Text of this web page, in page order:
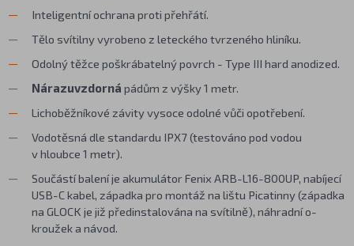
Inteligentní ochrana proti přehřátí.
Tělo svítilny vyrobeno z leteckého tvrzeného hliníku.
Odolný těžce poškrábatelný povrch - Type III hard anodized.
Nárazuvzdorná pádům z výšky 1 metr.
Lichoběžníkové závity vysoce odolné vůči opotřebení.
Vodotěsná dle standardu IPX7 (testováno pod vodou
v hloubce 1 metr).
Součástí balení je akumulátor Fenix ARB-L16-800UP, nabíjecí
USB-C kabel, západka pro montáž na lištu Picatinny (západka
na GLOCK je již předinstalována na svítilně), náhradní o-
kroužek a návod.